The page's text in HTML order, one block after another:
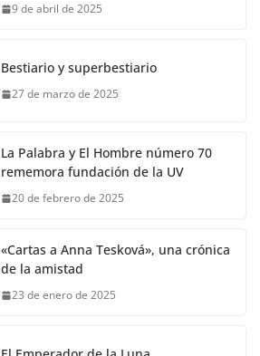
9 de abril de 2025
Bestiario y superbestiario
27 de marzo de 2025
La Palabra y El Hombre número 70
rememora fundación de la UV
20 de febrero de 2025
«Cartas a Anna Tesková», una crónica
de la amistad
23 de enero de 2025